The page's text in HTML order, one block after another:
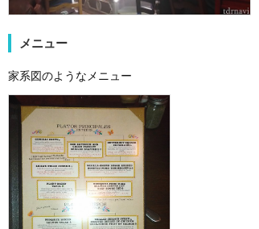
メニュー
家系図のようなメニュー